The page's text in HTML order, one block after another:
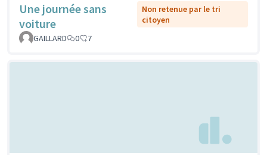
Une journée sans
voiture
Non retenue par le tri
citoyen
GAILLARD
0 7